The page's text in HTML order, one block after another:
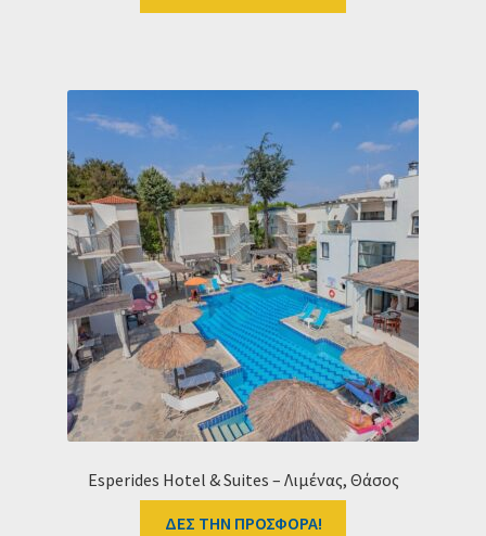
Esperides Hotel & Suites – Λιμένας, Θάσος
ΔΕΣ ΤΗΝ ΠΡΟΣΦΟΡΑ!